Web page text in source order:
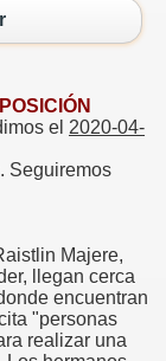
el 2020-04-
Seguiremos
Majere,
llegan cerca
encuentran
"personas
realizar una